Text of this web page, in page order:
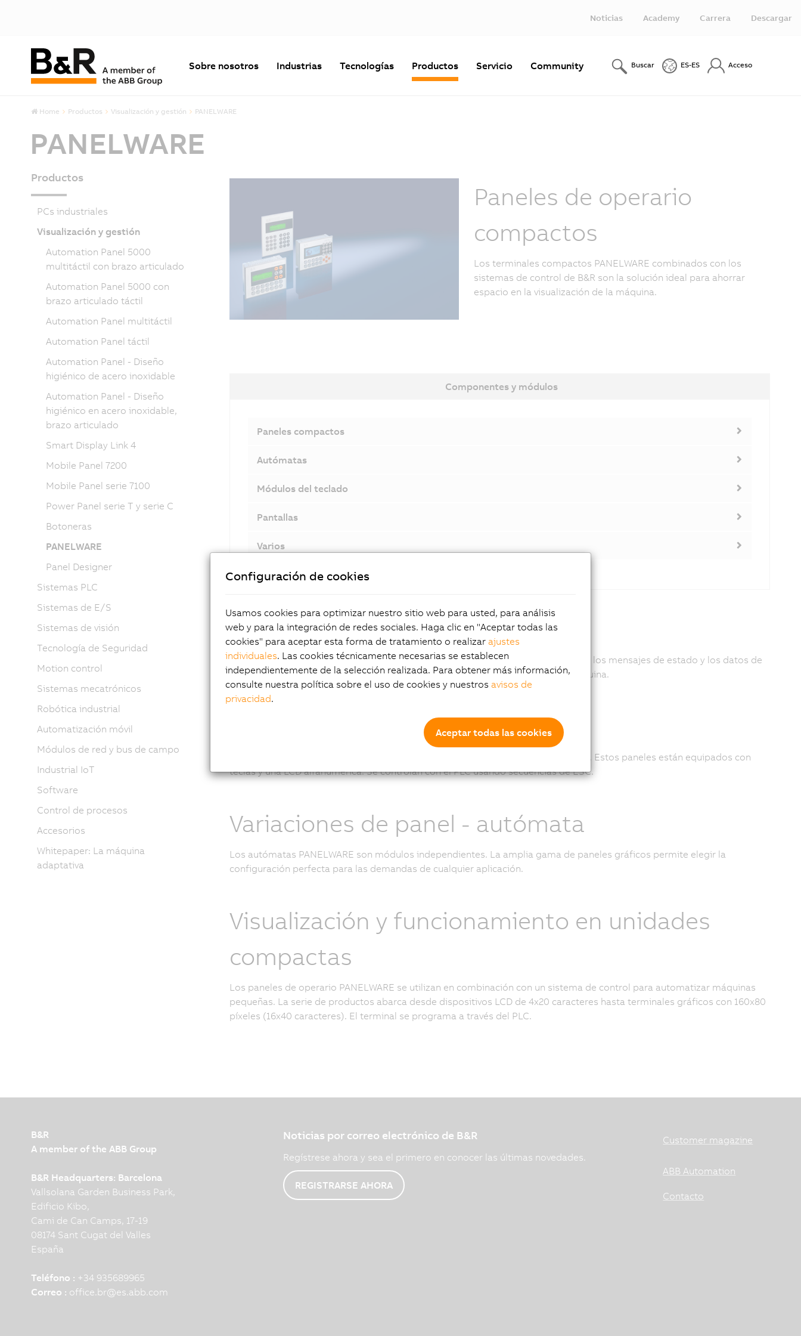
Noticias Academy Carrera Descargar
Sobre nosotros Industrias Tecnologías Productos Servicio Community Buscar ES-ES Acceso
Home Productos Visualización y gestión PANELWARE
PANELWARE
Paneles de operario
compactos
Los terminales compactos PANELWARE combinados con los
sistemas de control de B&R son la solución ideal para ahorrar
espacio en la visualización de la máquina.
Componentes y módulos
Paneles compactos
Autómatas
Módulos del teclado
Pantallas
Varios
Visualización remota
Los paneles de operario PANELWARE se pueden colocar justo donde se muestran los mensajes de estado y los datos de
funcionamiento y donde ofrezcan un fácil acceso para la configuración de la máquina.
Paneles de operario compactos
Los paneles compactos son dispositivos con requerimientos de espacio mínimos. Estos paneles están equipados con
teclas y una LCD alfanumérica. Se controlan con el PLC usando secuencias de ESC.
Variaciones de panel - autómata
Los autómatas PANELWARE son módulos independientes. La amplia gama de paneles gráficos permite elegir la
configuración perfecta para las demandas de cualquier aplicación.
Visualización y funcionamiento en unidades
compactas
Los paneles de operario PANELWARE se utilizan en combinación con un sistema de control para automatizar máquinas
pequeñas. La serie de productos abarca desde dispositivos LCD de 4x20 caracteres hasta terminales gráficos con 160x80
píxeles (16x40 caracteres). El terminal se programa a través del PLC.
Productos
PCs industriales
Visualización y gestión
Automation Panel 5000
multitáctil con brazo articulado
Automation Panel 5000 con
brazo articulado táctil
Automation Panel multitáctil
Automation Panel táctil
Automation Panel - Diseño
higiénico de acero inoxidable
Automation Panel - Diseño
higiénico en acero inoxidable,
brazo articulado
Smart Display Link 4
Mobile Panel 7200
Mobile Panel serie 7100
Power Panel serie T y serie C
Botoneras
PANELWARE
Panel Designer
Sistemas PLC
Sistemas de E/S
Sistemas de visión
Tecnología de Seguridad
Motion control
Sistemas mecatrónicos
Robótica industrial
Automatización móvil
Módulos de red y bus de campo
Industrial IoT
Software
Control de procesos
Accesorios
Whitepaper: La máquina
adaptativa
B&R
A member of the ABB Group
B&R Headquarters: Barcelona
Vallsolana Garden Business Park,
Edificio Kibo,
Cami de Can Camps, 17-19
08174 Sant Cugat del Valles
España
Teléfono : +34 935689965
Correo : office.br@es.abb.com
Noticias por correo electrónico de B&R
Regístrese ahora y sea el primero en conocer las últimas novedades.
REGISTRARSE AHORA
Customer magazine
ABB Automation
Contacto
Configuración de cookies
Usamos cookies para optimizar nuestro sitio web para usted, para análisis
web y para la integración de redes sociales. Haga clic en "Aceptar todas las
cookies" para aceptar esta forma de tratamiento o realizar ajustes
individuales. Las cookies técnicamente necesarias se establecen
independientemente de la selección realizada. Para obtener más información,
consulte nuestra política sobre el uso de cookies y nuestros avisos de
privacidad.
Aceptar todas las cookies